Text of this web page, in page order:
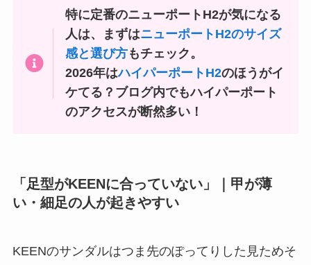
特に定番のニューポートH2が気になる
人は、まずはニューポートH2のサイズ
感と選び方もチェック。
2026年はハイパーポートH2のほうがイ
ケてる？ブログ内でもハイパーポート
のアクセスが断然多い！
「足型がKEENに合っていない」｜甲が薄
い・細足の人が起きやすい
KEENのサンダルはつま先のぽってりした見ためそ